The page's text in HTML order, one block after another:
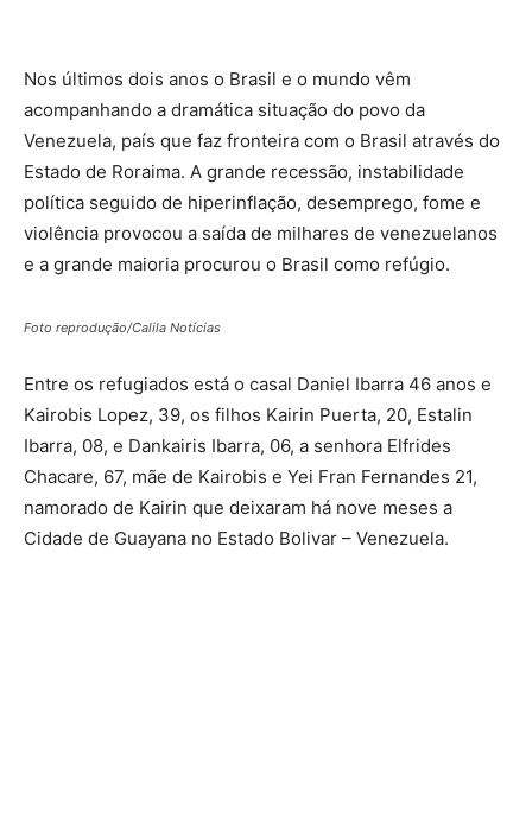
Nos últimos dois anos o Brasil e o mundo vêm
acompanhando a dramática situação do povo da
Venezuela, país que faz fronteira com o Brasil através do
Estado de Roraima. A grande recessão, instabilidade
política seguido de hiperinflação, desemprego, fome e
violência provocou a saída de milhares de venezuelanos
e a grande maioria procurou o Brasil como refúgio.
Foto reprodução/Calila Notícias
Entre os refugiados está o casal Daniel Ibarra 46 anos e
Kairobis Lopez, 39, os filhos Kairin Puerta, 20, Estalin
Ibarra, 08, e Dankairis Ibarra, 06, a senhora Elfrides
Chacare, 67, mãe de Kairobis e Yei Fran Fernandes 21,
namorado de Kairin que deixaram há nove meses a
Cidade de Guayana no Estado Bolivar – Venezuela.